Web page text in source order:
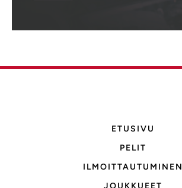
ETUSIVU
PELIT
ILMOITTAUTUMINEN